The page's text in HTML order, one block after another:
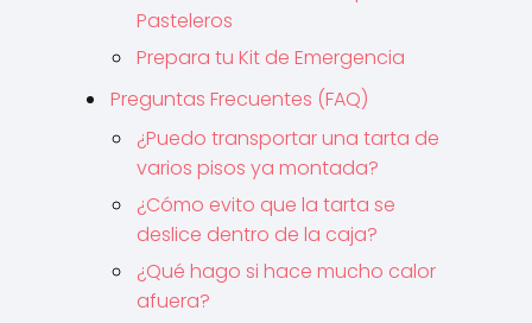
Pasteleros
Prepara tu Kit de Emergencia
Preguntas Frecuentes (FAQ)
¿Puedo transportar una tarta de
varios pisos ya montada?
¿Cómo evito que la tarta se
deslice dentro de la caja?
¿Qué hago si hace mucho calor
afuera?